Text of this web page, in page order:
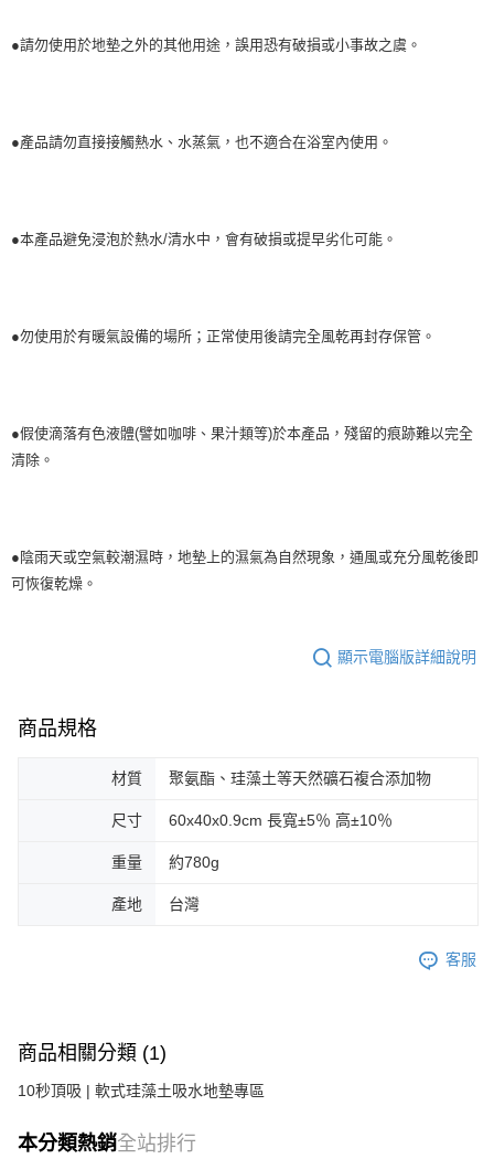
●請勿使用於地墊之外的其他用途，誤用恐有破損或小事故之虞。
●產品請勿直接接觸熱水、水蒸氣，也不適合在浴室內使用。
●本產品避免浸泡於熱水/清水中，會有破損或提早劣化可能。
●勿使用於有暖氣設備的場所；正常使用後請完全風乾再封存保管。
●假使滴落有色液體(譬如咖啡、果汁類等)於本產品，殘留的痕跡難以完全
清除。
●陰雨天或空氣較潮濕時，地墊上的濕氣為自然現象，通風或充分風乾後即
可恢復乾燥。
顯示電腦版詳細說明
商品規格
材質 聚氨酯、珪藻土等天然礦石複合添加物
尺寸 60x40x0.9cm 長寬±5％ 高±10％
重量 約780g
產地 台灣
客服
商品相關分類 (1)
10秒頂吸 | 軟式珪藻土吸水地墊專區
本分類熱銷全站排行